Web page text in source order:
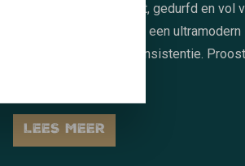
dat echt lekker is. Groot, gedurfd en vol
Met topingrediënten en een ultramodern
brouwsysteem voor consistentie.
LEES MEER